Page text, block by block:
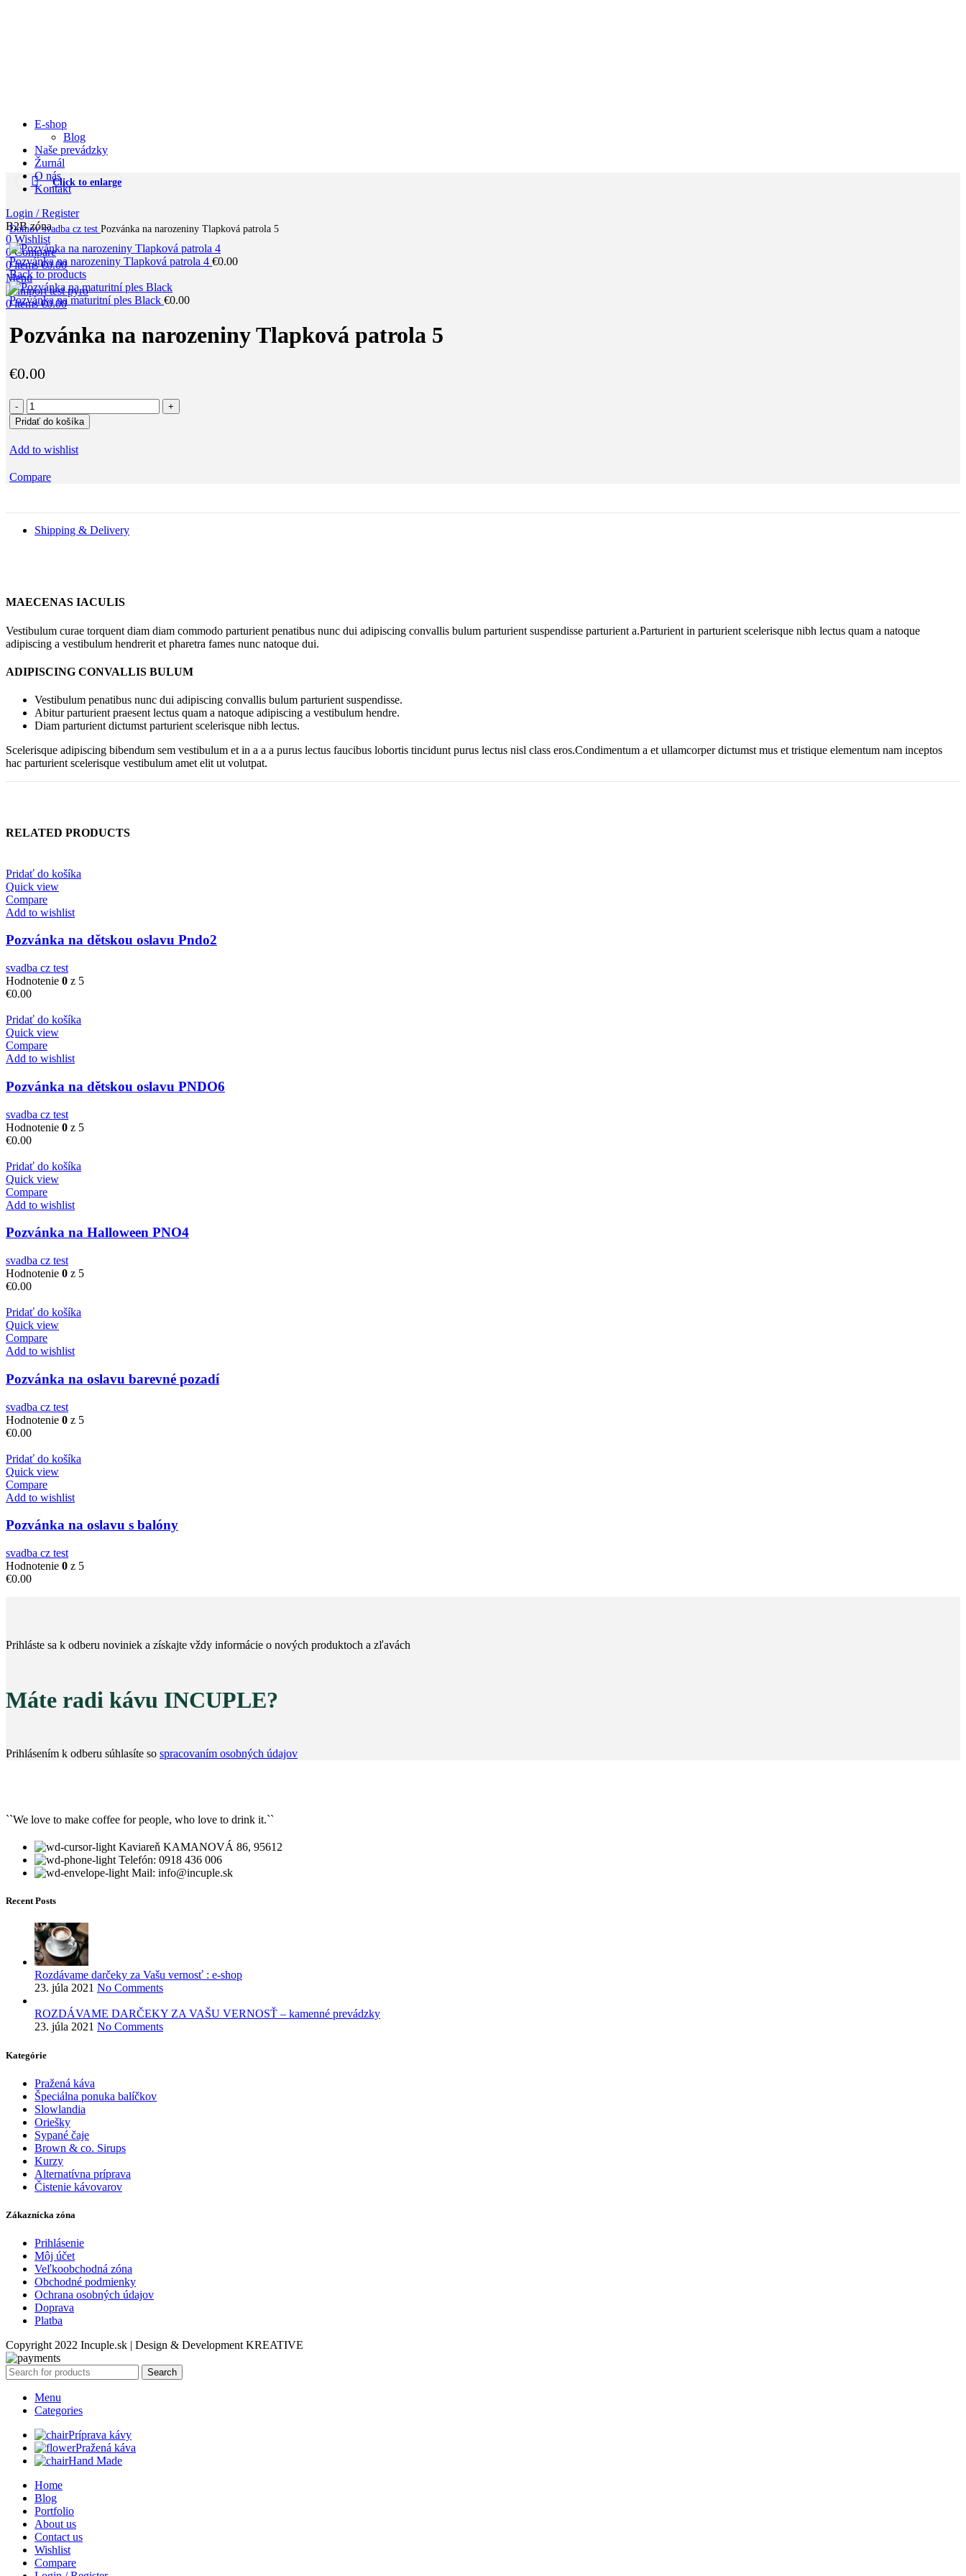
E-shop
Blog
Naše prevádzky
Žurnál
O nás
Kontakt
Login / Register
B2B zóna
0 Wishlist
0 Compare
0items €0.00
Menu
0items €0.00
Click to enlarge
Domovsvadba cz test Pozvánka na narozeniny Tlapková patrola 5
Pozvánka na narozeniny Tlapková patrola 4 €0.00
Back to products
Pozvánka na maturitní ples Black €0.00
Pozvánka na narozeniny Tlapková patrola 5
€0.00
množstvo
Pozvánka
na
narozeniny
Tlapková
5
Pridať do košíka
Add to wishlist
Compare
Shipping & Delivery
MAECENAS IACULIS
Vestibulum curae torquent diam diam commodo parturient penatibus nunc dui adipiscing convallis bulum parturient suspendisse parturient a.Parturient in parturient scelerisque nibh lectus quam a natoque
adipiscing a vestibulum hendrerit et pharetra fames nunc natoque dui.
ADIPISCING CONVALLIS BULUM
Vestibulum penatibus nunc dui adipiscing convallis bulum parturient suspendisse.
Abitur parturient praesent lectus quam a natoque adipiscing a vestibulum hendre.
Diam parturient dictumst parturient scelerisque nibh lectus.
Scelerisque adipiscing bibendum sem vestibulum et in a a a purus lectus faucibus lobortis tincidunt purus lectus nisl class eros.Condimentum a et ullamcorper dictumst mus et tristique elementum nam inceptos
hac parturient scelerisque vestibulum amet elit ut volutpat.
RELATED PRODUCTS
Pridať do košíka
Quick view
Compare
Add to wishlist
Pozvánka na dětskou oslavu Pndo2
svadba cz test
Hodnotenie 0 z 5
€0.00
Pridať do košíka
Quick view
Compare
Add to wishlist
Pozvánka na dětskou oslavu PNDO6
svadba cz test
Hodnotenie 0 z 5
€0.00
Pridať do košíka
Quick view
Compare
Add to wishlist
Pozvánka na Halloween PNO4
svadba cz test
Hodnotenie 0 z 5
€0.00
Pridať do košíka
Quick view
Compare
Add to wishlist
Pozvánka na oslavu barevné pozadí
svadba cz test
Hodnotenie 0 z 5
€0.00
Pridať do košíka
Quick view
Compare
Add to wishlist
Pozvánka na oslavu s balóny
svadba cz test
Hodnotenie 0 z 5
€0.00
Prihláste sa k odberu noviniek a získajte vždy informácie o nových produktoch a zľavách
Máte radi kávu INCUPLE?
Prihlásením k odberu súhlasíte so spracovaním osobných údajov
``We love to make coffee for people, who love to drink it.``
Kaviareň KAMANOVÁ 86, 95612
Telefón: 0918 436 006
Mail: info@incuple.sk
Recent Posts
Rozdávame darčeky za Vašu vernosť : e-shop
23. júla 2021 No Comments
ROZDÁVAME DARČEKY ZA VAŠU VERNOSŤ – kamenné prevádzky
23. júla 2021 No Comments
Kategórie
Pražená káva
Špeciálna ponuka balíčkov
Slowlandia
Oriešky
Sypané čaje
Brown & co. Sirups
Kurzy
Alternatívna príprava
Čistenie kávovarov
Zákaznícka zóna
Prihlásenie
Môj účet
Veľkoobchodná zóna
Obchodné podmienky
Ochrana osobných údajov
Doprava
Platba
Copyright 2022 Incuple.sk | Design & Development KREATIVE
Search
Menu
Categories
Príprava kávy
Pražená káva
Hand Made
Home
Blog
Portfolio
About us
Contact us
Wishlist
Compare